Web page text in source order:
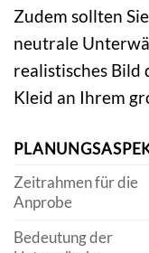
Zudem sollten
neutrale
realistisches Bild
Kleid an Ihrem
Zeitrahmen für die
Anprobe
Bedeutung der